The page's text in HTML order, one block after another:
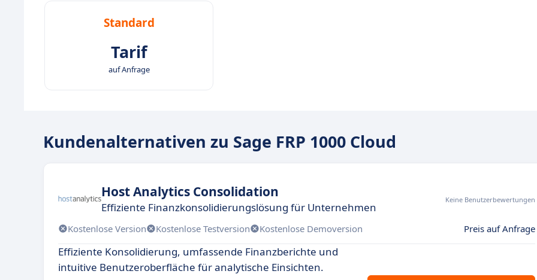
Standard
Tarif
auf Anfrage
Kundenalternativen zu Sage FRP 1000 Cloud
Host Analytics Consolidation
Effiziente Finanzkonsolidierungslösung für Unternehmen
Keine Benutzerbewertungen
Kostenlose Version Kostenlose Testversion Kostenlose Demoversion Preis auf Anfrage
Effiziente Konsolidierung, umfassende Finanzberichte und
intuitive Benutzeroberfläche für analytische Einsichten.